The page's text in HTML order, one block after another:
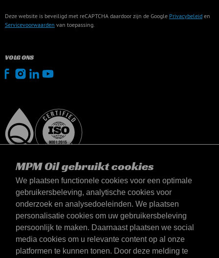
MPM Oil gebruikt cookies
We plaatsen functionele cookies voor een optimale
gebruikersbeleving, analytische cookies voor
onderzoek en analysedoeleinden. We plaatsen
personalisatie cookies om uw gebruikersbeleving
persoonlijk te maken. Daarnaast plaatsen we social
media cookies om u relevante content op al onze
platformen te kunnen tonen. Door deze melding te
Deze website is beveiligd met reCAPTCHA daardoor zijn de Google Privacybeleid en
Servicevoorwaarden van toepassing.
VOLG ONS
België
Contact
Algemene voorwaarden
Leveringsvoorwaarden
Privacyverklaring